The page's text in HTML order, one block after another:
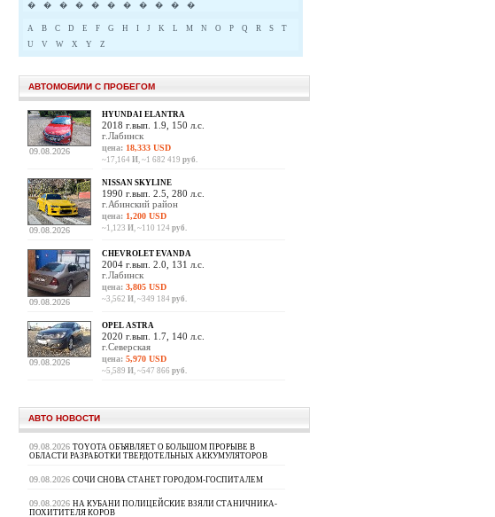
�
� � � � � � � � � �
A B C D E F G H I J K L M N O P Q R S
T
U
V W X Y Z
АВТОМОБИЛИ С ПРОБЕГОМ
09.08.2026
HYUNDAI ELANTRA
2018 г.вып. 1.9, 150 л.с.
г.Лабинск
цена: 18,333 USD
~17,164 И, ~1 682 419 руб.
09.08.2026
NISSAN SKYLINE
1990 г.вып. 2.5, 280 л.с.
г.Абинский район
цена: 1,200 USD
~1,123 И, ~110 124 руб.
09.08.2026
CHEVROLET EVANDA
2004 г.вып. 2.0, 131 л.с.
г.Лабинск
цена: 3,805 USD
~3,562 И, ~349 184 руб.
09.08.2026
OPEL ASTRA
2020 г.вып. 1.7, 140 л.с.
г.Северская
цена: 5,970 USD
~5,589 И, ~547 866 руб.
АВТО НОВОСТИ
09.08.2026 TOYOTA ОБЪЯВЛЯЕТ О БОЛЬШОМ ПРОРЫВЕ В
ОБЛАСТИ РАЗРАБОТКИ ТВЕРДОТЕЛЬНЫХ АККУМУЛЯТОРОВ
09.08.2026 СОЧИ СНОВА СТАНЕТ ГОРОДОМ-ГОСПИТАЛЕМ
09.08.2026 НА КУБАНИ ПОЛИЦЕЙСКИЕ ВЗЯЛИ СТАНИЧНИКА-
ПОХИТИТЕЛЯ КОРОВ